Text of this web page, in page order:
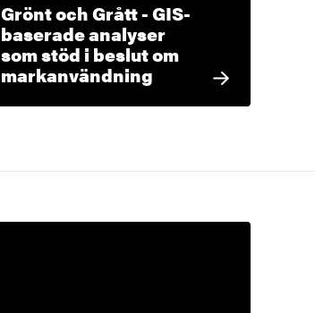
Grönt och Grått - GIS-
baserade analyser
som stöd i beslut om
markanvändning